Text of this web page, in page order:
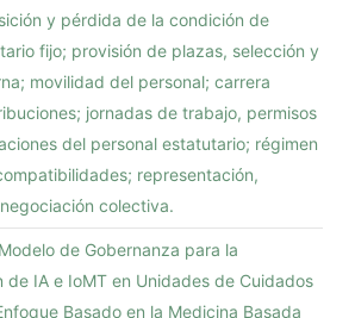
y pérdida de la condición de
fijo; provisión de plazas, selección y
movilidad del personal; carrera
jornadas de trabajo, permisos
del personal estatutario; régimen
representación,
colectiva.
Modelo de Gobernanza para la
de IA e IoMT en Unidades de Cuidados
Basado en la Medicina Basada